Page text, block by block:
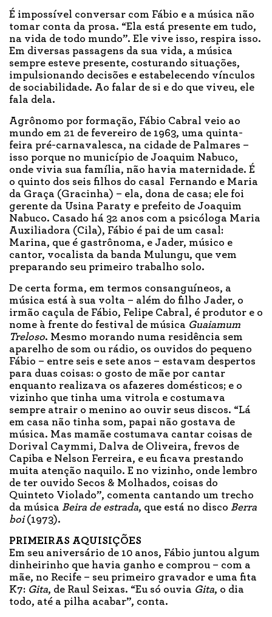
É impossível conversar com Fábio e a música não
tomar conta da prosa. “Ela está presente em tudo,
na vida de todo mundo”. Ele vive isso, respira isso.
Em diversas passagens da sua vida, a música
sempre esteve presente, costurando situações,
impulsionando decisões e estabelecendo vínculos
de sociabilidade. Ao falar de si e do que viveu, ele
fala dela.
Agrônomo por formação, Fábio Cabral veio ao
mundo em 21 de fevereiro de 1963, uma quinta-
feira pré-carnavalesca, na cidade de Palmares –
isso porque no município de Joaquim Nabuco,
onde vivia sua família, não havia maternidade. É
o quinto dos seis filhos do casal Fernando e Maria
da Graça (Gracinha) – ela, dona de casa; ele foi
gerente da Usina Paraty e prefeito de Joaquim
Nabuco. Casado há 32 anos com a psicóloga Maria
Auxiliadora (Cila), Fábio é pai de um casal:
Marina, que é gastrônoma, e Jader, músico e
cantor, vocalista da banda Mulungu, que vem
preparando seu primeiro trabalho solo.
De certa forma, em termos consanguíneos, a
música está à sua volta – além do filho Jader, o
irmão caçula de Fábio, Felipe Cabral, é produtor e o
nome à frente do festival de música Guaiamum
Treloso. Mesmo morando numa residência sem
aparelho de som ou rádio, os ouvidos do pequeno
Fábio – entre seis e sete anos – estavam despertos
para duas coisas: o gosto de mãe por cantar
enquanto realizava os afazeres domésticos; e o
vizinho que tinha uma vitrola e costumava
sempre atrair o menino ao ouvir seus discos. “Lá
em casa não tinha som, papai não gostava de
música. Mas mamãe costumava cantar coisas de
Dorival Caymmi, Dalva de Oliveira, frevos de
Capiba e Nelson Ferreira, e eu ficava prestando
muita atenção naquilo. E no vizinho, onde lembro
de ter ouvido Secos & Molhados, coisas do
Quinteto Violado”, comenta cantando um trecho
da música Beira de estrada, que está no disco Berra
boi(1973).
PRIMEIRAS AQUISIÇÕES
Em seu aniversário de 10 anos, Fábio juntou algum
dinheirinho que havia ganho e comprou – com a
mãe, no Recife – seu primeiro gravador e uma fita
K7: Gita, de Raul Seixas. “Eu só ouvia Gita, o dia
todo, até a pilha acabar”, conta.